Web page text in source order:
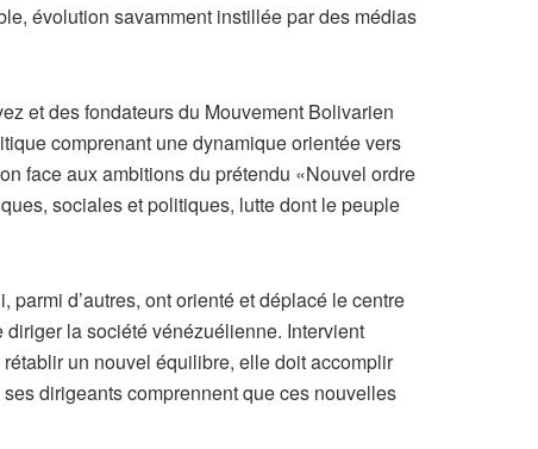
évolution savamment instillée par des médias
et des fondateurs du Mouvement Bolivarien
comprenant une dynamique orientée vers
face aux ambitions du prétendu «Nouvel ordre
sociales et politiques, lutte dont le peuple
d’autres, ont orienté et déplacé le centre
la société vénézuélienne. Intervient
un nouvel équilibre, elle doit accomplir
dirigeants comprennent que ces nouvelles